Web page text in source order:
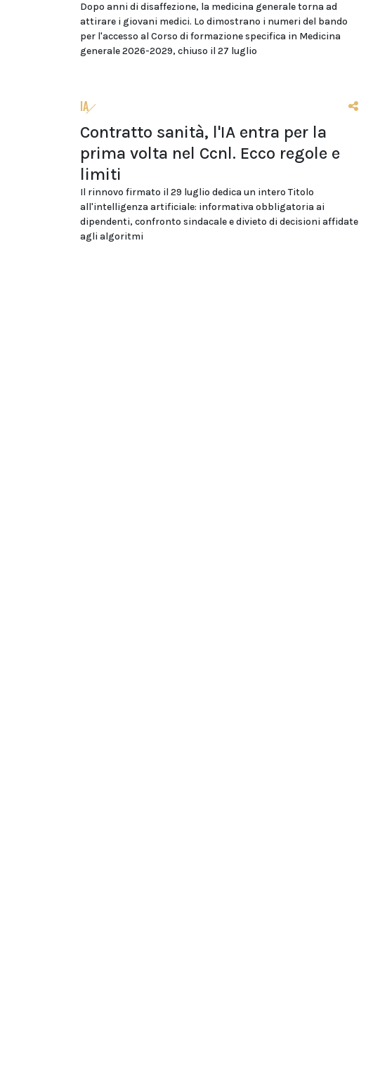
Dopo anni di disaffezione, la medicina generale torna ad
attirare i giovani medici. Lo dimostrano i numeri del bando
per l'accesso al Corso di formazione specifica in Medicina
generale 2026-2029, chiuso il 27 luglio
IA
Contratto sanità, l'IA entra per la
prima volta nel Ccnl. Ecco regole e
limiti
Il rinnovo firmato il 29 luglio dedica un intero Titolo
all'intelligenza artificiale: informativa obbligatoria ai
dipendenti, confronto sindacale e divieto di decisioni affidate
agli algoritmi